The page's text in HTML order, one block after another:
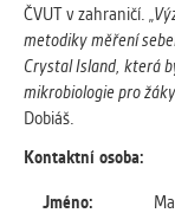
ČVUT v zahraničí.
metodiky měření
Crystal Island, která
mikrobiologie pro
Dobiáš.
Kontaktní osoba:
Jméno: